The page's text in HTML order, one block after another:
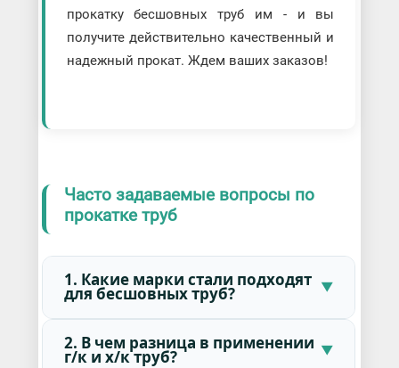
прокатку бесшовных труб им - и вы
получите действительно качественный и
надежный прокат. Ждем ваших заказов!
Часто задаваемые вопросы по
прокатке труб
1. Какие марки стали подходят
для бесшовных труб?
2. В чем разница в применении
г/к и х/к труб?